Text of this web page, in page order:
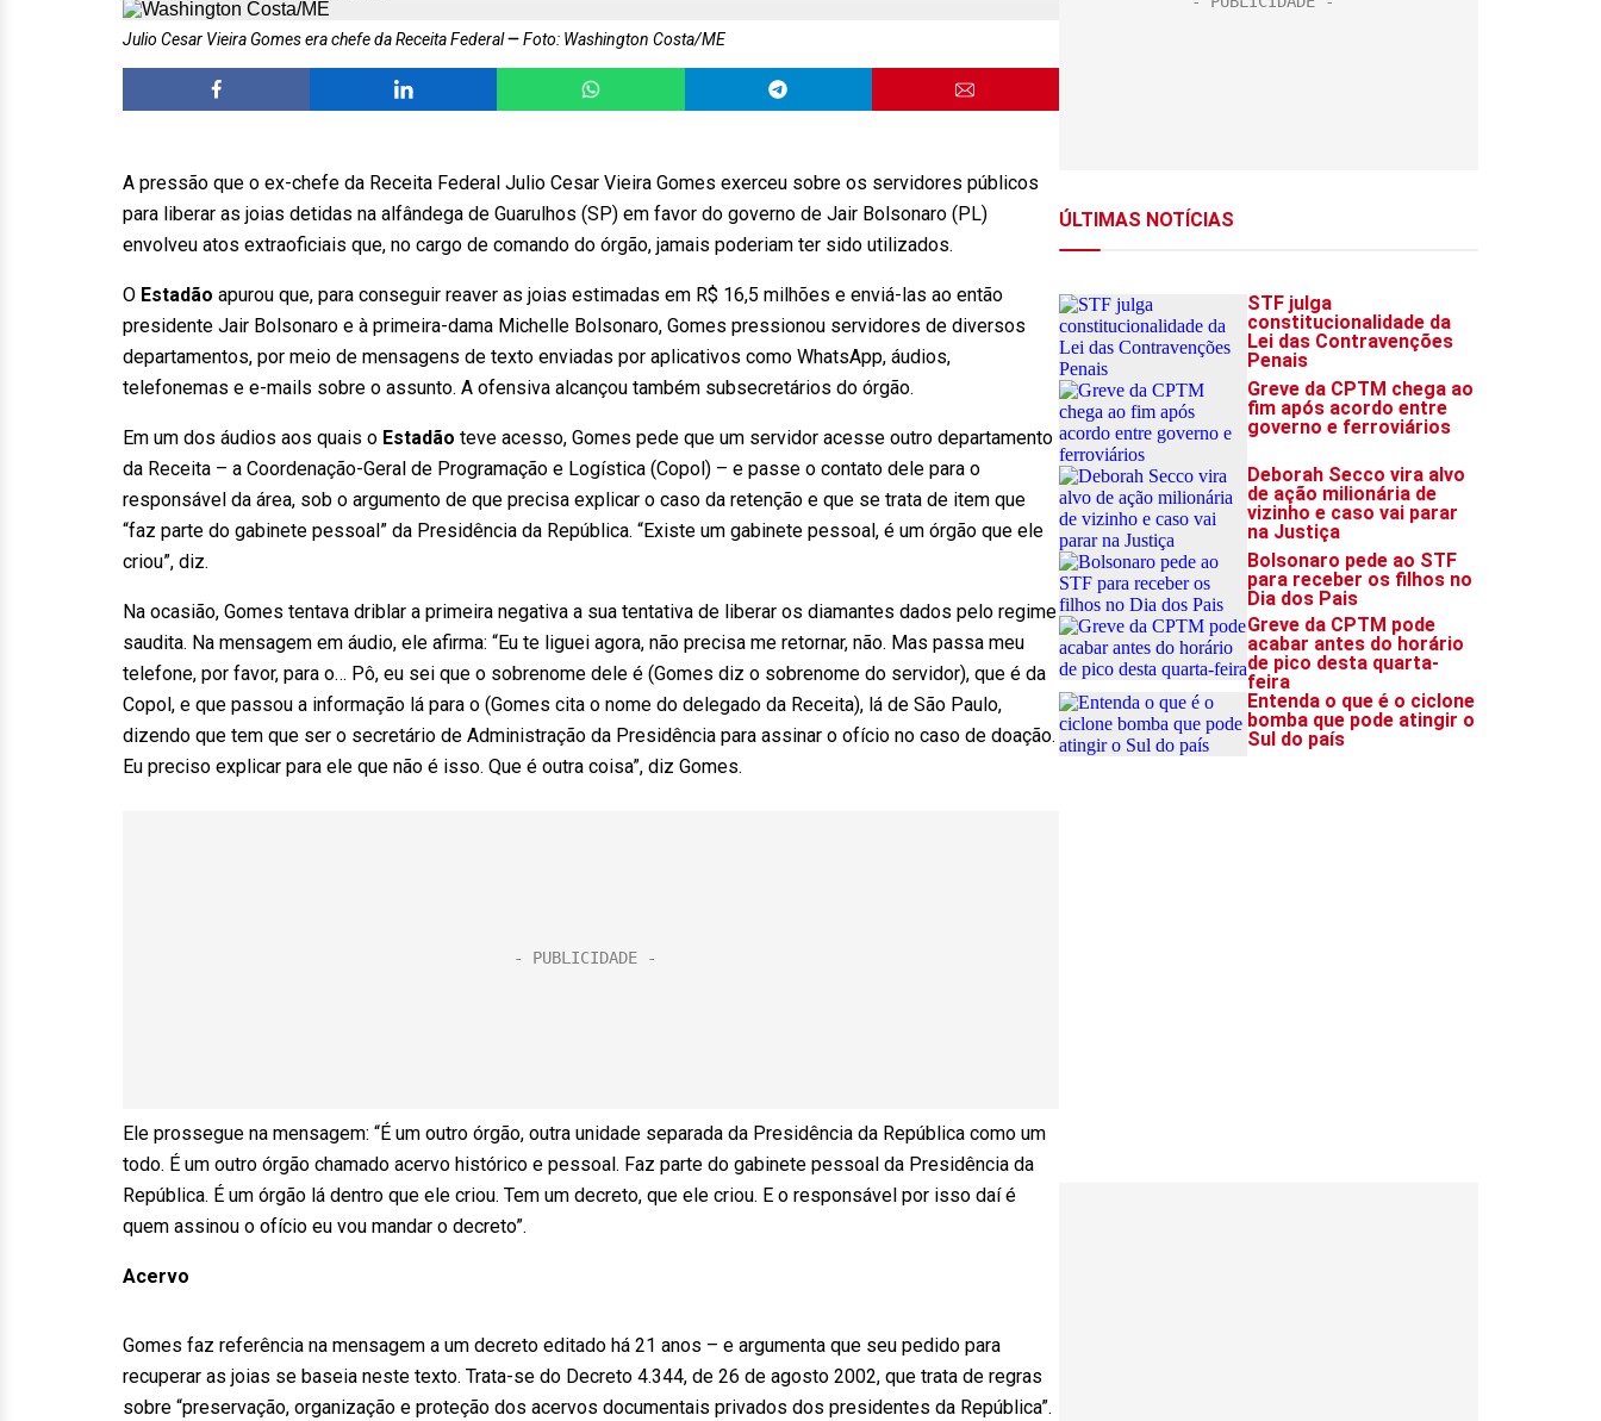
Julio Cesar Vieira Gomes era chefe da Receita Federal Foto: Washington Costa/ME
A pressão que o ex-chefe da Receita Federal Julio Cesar Vieira Gomes exerceu sobre os servidores públicos
para liberar as joias detidas na alfândega de Guarulhos (SP) em favor do governo de Jair Bolsonaro (PL)
envolveu atos extraoficiais que, no cargo de comando do órgão, jamais poderiam ter sido utilizados.
O Estadão apurou que, para conseguir reaver as joias estimadas em R$ 16,5 milhões e enviá-las ao então
presidente Jair Bolsonaro e à primeira-dama Michelle Bolsonaro, Gomes pressionou servidores de diversos
departamentos, por meio de mensagens de texto enviadas por aplicativos como WhatsApp, áudios,
telefonemas e e-mails sobre o assunto. A ofensiva alcançou também subsecretários do órgão.
Em um dos áudios aos quais o Estadão teve acesso, Gomes pede que um servidor acesse outro departamento
da Receita – a Coordenação-Geral de Programação e Logística (Copol) – e passe o contato dele para o
responsável da área, sob o argumento de que precisa explicar o caso da retenção e que se trata de item que
“faz parte do gabinete pessoal” da Presidência da República. “Existe um gabinete pessoal, é um órgão que ele
criou”, diz.
Na ocasião, Gomes tentava driblar a primeira negativa a sua tentativa de liberar os diamantes dados pelo regime
saudita. Na mensagem em áudio, ele afirma: “Eu te liguei agora, não precisa me retornar, não. Mas passa meu
telefone, por favor, para o… Pô, eu sei que o sobrenome dele é (Gomes diz o sobrenome do servidor), que é da
Copol, e que passou a informação lá para o (Gomes cita o nome do delegado da Receita), lá de São Paulo,
dizendo que tem que ser o secretário de Administração da Presidência para assinar o ofício no caso de doação.
Eu preciso explicar para ele que não é isso. Que é outra coisa”, diz Gomes.
Ele prossegue na mensagem: “É um outro órgão, outra unidade separada da Presidência da República como um
todo. É um outro órgão chamado acervo histórico e pessoal. Faz parte do gabinete pessoal da Presidência da
República. É um órgão lá dentro que ele criou. Tem um decreto, que ele criou. E o responsável por isso daí é
quem assinou o ofício eu vou mandar o decreto”.
Acervo
Gomes faz referência na mensagem a um decreto editado há 21 anos – e argumenta que seu pedido para
recuperar as joias se baseia neste texto. Trata-se do Decreto 4.344, de 26 de agosto 2002, que trata de regras
sobre “preservação, organização e proteção dos acervos documentais privados dos presidentes da República”.